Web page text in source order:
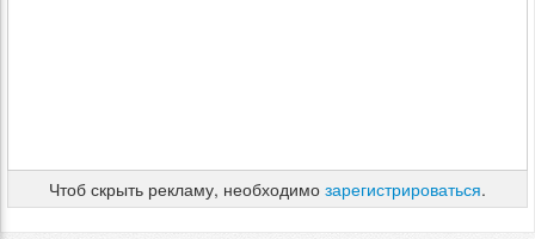
Чтоб скрыть рекламу, необходимо зарегистрироваться.